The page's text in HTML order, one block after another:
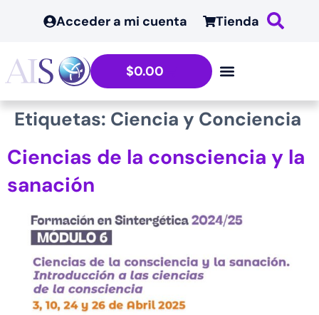
contenido
Acceder a mi cuenta Tienda
$0.00
Etiquetas: Ciencia y Conciencia
Ciencias de la consciencia y la
sanación